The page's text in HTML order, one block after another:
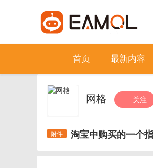
首页 最新内容
网格 关注
淘宝中购买的一个